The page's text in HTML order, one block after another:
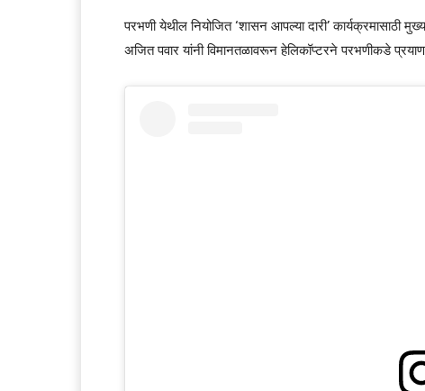
परभणी येथील नियोजित ‘शासन आपल्या दारी’
अजित पवार यांनी विमानतळावरून हेलिकॉप्टरने परभणीकडे